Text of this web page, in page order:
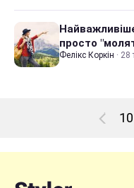
просто
Фелікс Коркін · 28